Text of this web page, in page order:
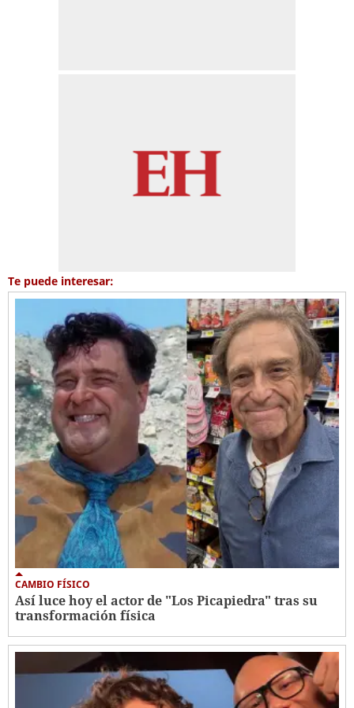
Te puede interesar:
CAMBIO FÍSICO
Así luce hoy el actor de "Los Picapiedra" tras su
transformación física